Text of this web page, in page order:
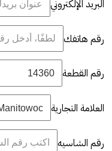
البريد الإلكتروني
رقم هاتفك
رقم القطعة
العلامة التجارية
رقم الشاسيه